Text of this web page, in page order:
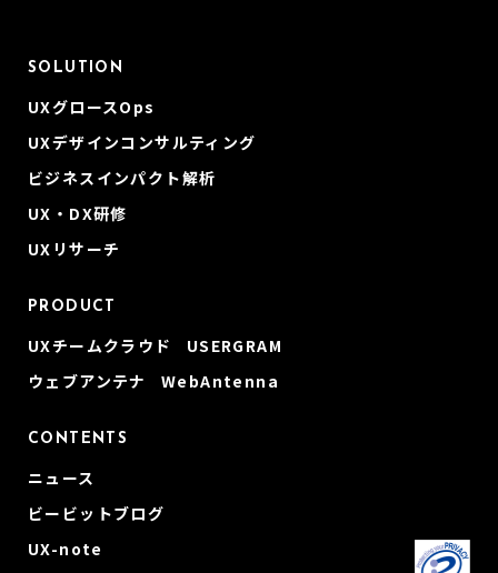
SOLUTION
UXグロースOps
UXデザインコンサルティング
ビジネスインパクト解析
UX・DX研修
UXリサーチ
PRODUCT
UXチームクラウド USERGRAM
ウェブアンテナ WebAntenna
CONTENTS
ニュース
ビービットブログ
UX-note